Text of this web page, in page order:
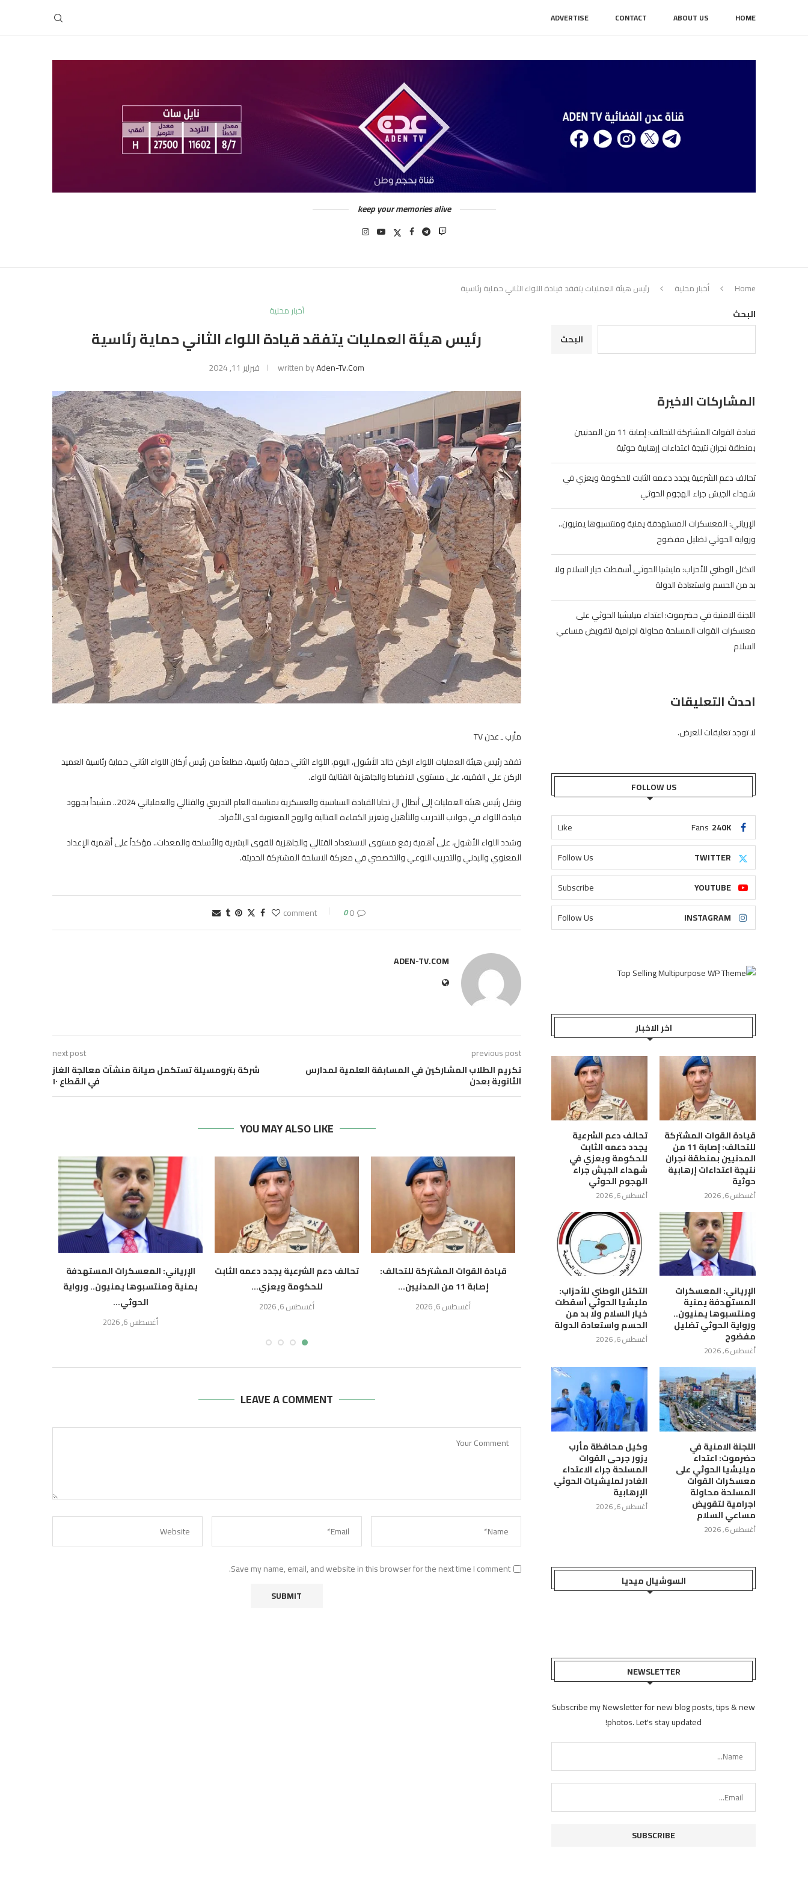
HOME
ABOUT US
CONTACT
ADVERTISE
keep your memories alive
Home أخبار محلية
رئيس هيئة العمليات يتفقد قيادة اللواء الثاني حماية رئاسية
أخبار محلية
رئيس هيئة العمليات يتفقد قيادة اللواء الثاني حماية رئاسية
written byAden-Tv.com فبراير 11, 2024
مأرب ـ عدن TV
تفقد رئيس هيئة العمليات اللواء الركن خالد الأشول، اليوم، اللواء الثاني حماية رئاسية، مطلعاً من رئيس أركان اللواء الثاني حماية رئاسية العميد
الركن علي الفقيه، على مستوى الانضباط والجاهزية القتالية للواء.
ونقل رئيس هيئة العمليات إلى أبطال ال تحايا القيادة السياسية والعسكرية بمناسبة العام التدريبي والقتالي والعملياتي 2024.. مشيداً بجهود
قيادة اللواء في جوانب التدريب والتأهيل وتعزيز الكفاءة القتالية والروح المعنوية لدى الأفراد.
وشدد اللواء الأشول، على أهمية رفع مستوى الاستعداد القتالي والجاهزية للقوى البشرية والأسلحة والمعدات.. مؤكداً على أهمية الإعداد
المعنوي والبدني والتدريب النوعي والتخصصي في معركة الاسلحة المشتركة الحديثة.
0 comment
0
ADEN-TV.COM
previous post
تكريم الطلاب المشاركين في المسابقة العلمية لمدارس
الثانوية بعدن
next post
شركة بترومسيلة تستكمل صيانة منشآت معالجة الغاز
في القطاع ١٠
YOU MAY ALSO LIKE
يستقبل وزير الدولة لشؤون
المرأة ويؤكد أهمية...
أغسطس 6, 2026
رئيس الوزراء يؤكد ان الحكومة
ستواصل توفير كل...
أغسطس 6, 2026
قيادة القوات المشتركة للتحالف:
إصابة 11 من المدنيين...
أغسطس 6, 2026
تحالف دعم الشرعية يجدد دعمه الثابت
للحكومة ويعزي...
أغسطس 6, 2026
الإرياني: المعسكرات المستهدفة
يمنية ومنتسبوها يمنيون.. ورواية
الحوثي...
أغسطس 6, 2026
LEAVE A COMMENT
Save my name, email, and website in this browser for the next time I comment.
البحث
البحث
المشاركات الاخيرة
قيادة القوات المشتركة للتحالف: إصابة 11 من المدنيين
بمنطقة نجران نتيجة اعتداءات إرهابية حوثية
تحالف دعم الشرعية يجدد دعمه الثابت للحكومة ويعزي في
شهداء الجيش جراء الهجوم الحوثي
الإرياني: المعسكرات المستهدفة يمنية ومنتسبوها يمنيون..
ورواية الحوثي تضليل مفضوح
التكتل الوطني للأحزاب: مليشيا الحوثي أسقطت خيار السلام ولا
بد من الحسم واستعادة الدولة
اللجنة الامنية في حضرموت: اعتداء ميليشيا الحوثي على
معسكرات القوات المسلحة محاولة اجرامية لتقويض مساعي
السلام
احدث التعليقات
لا توجد تعليقات للعرض.
FOLLOW US
240K
Fans
Like
TWITTER
Follow Us
YOUTUBE
Subscribe
INSTAGRAM
Follow Us
اخر الاخبار
قيادة القوات المشتركة
للتحالف: إصابة 11 من
المدنيين بمنطقة نجران
نتيجة اعتداءات إرهابية
حوثية
أغسطس 6, 2026
تحالف دعم الشرعية
يجدد دعمه الثابت
للحكومة ويعزي في
شهداء الجيش جراء
الهجوم الحوثي
أغسطس 6, 2026
الإرياني: المعسكرات
المستهدفة يمنية
ومنتسبوها يمنيون..
ورواية الحوثي تضليل
مفضوح
أغسطس 6, 2026
التكتل الوطني للأحزاب:
مليشيا الحوثي أسقطت
خيار السلام ولا بد من
الحسم واستعادة الدولة
أغسطس 6, 2026
اللجنة الامنية في
حضرموت: اعتداء
ميليشيا الحوثي على
معسكرات القوات
المسلحة محاولة
اجرامية لتقويض
مساعي السلام
أغسطس 6, 2026
وكيل محافظة مأرب
يزور جرحى القوات
المسلحة جراء الاعتداء
الغادر لمليشيات الحوثي
الإرهابية
أغسطس 6, 2026
السوشيال ميديا
NEWSLETTER
Subscribe my Newsletter for new blog posts, tips & new
photos. Let's stay updated!